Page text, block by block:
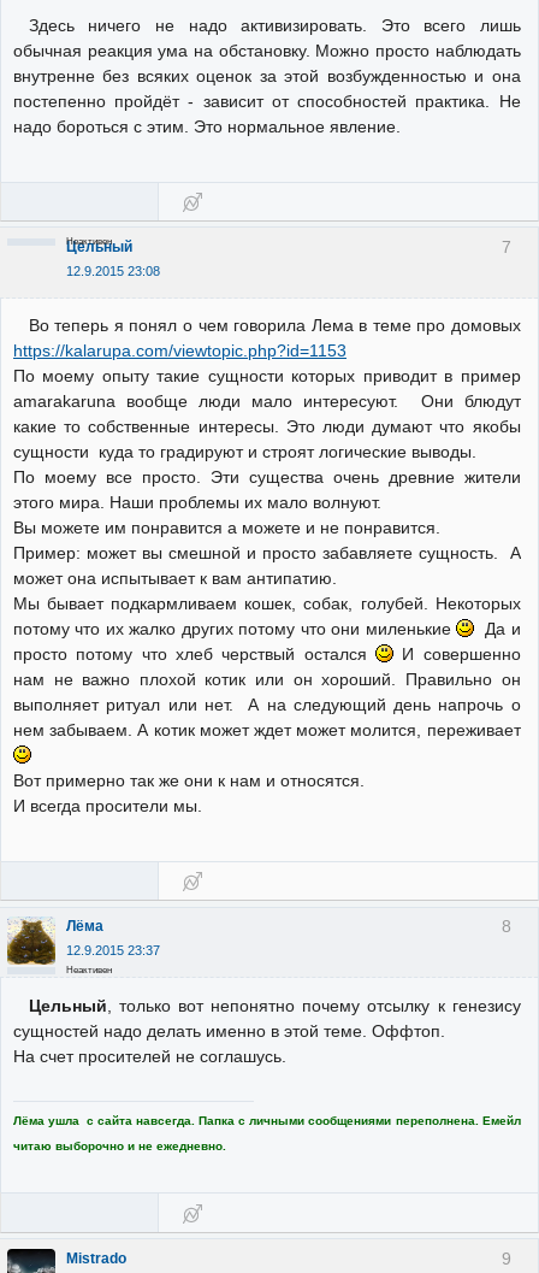
Здесь ничего не надо активизировать. Это всего лишь
обычная реакция ума на обстановку. Можно просто наблюдать
внутренне без всяких оценок за этой возбужденностью и она
постепенно пройдёт - зависит от способностей практика. Не
надо бороться с этим. Это нормальное явление.
7
Цельный
12.9.2015 23:08
Неактивен
Во теперь я понял о чем говорила Лема в теме про домовых
https://kalarupa.com/viewtopic.php?id=1153
По моему опыту такие сущности которых приводит в пример
amarakaruna вообще люди мало интересуют. Они блюдут
какие то собственные интересы. Это люди думают что якобы
сущности куда то градируют и строят логические выводы.
По моему все просто. Эти существа очень древние жители
этого мира. Наши проблемы их мало волнуют.
Вы можете им понравится а можете и не понравится.
Пример: может вы смешной и просто забавляете сущность. А
может она испытывает к вам антипатию.
Мы бывает подкармливаем кошек, собак, голубей. Некоторых
потому что их жалко других потому что они миленькие
Да и
просто потому что хлеб черствый остался
И совершенно
нам не важно плохой котик или он хороший. Правильно он
выполняет ритуал или нет. А на следующий день напрочь о
нем забываем. А котик может ждет может молится, переживает
Вот примерно так же они к нам и относятся.
И всегда просители мы.
8
Лёма
12.9.2015 23:37
Неактивен
Цельный , только вот непонятно почему отсылку к генезису
сущностей надо делать именно в этой теме. Оффтоп.
На счет просителей не соглашусь.
Лёма ушла с сайта навсегда. Папка с личными сообщениями переполнена. Емейл
читаю выборочно и не ежедневно.
9
Mistrado